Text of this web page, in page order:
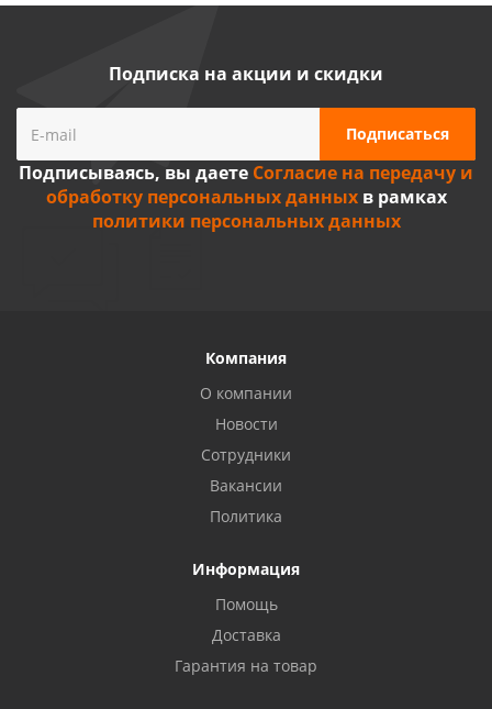
Подписка на акции и скидки
Подписываясь, вы даете Согласие на передачу и
обработку персональных данныхв рамках
политики персональных данных
Компания
О компании
Новости
Сотрудники
Вакансии
Политика
Информация
Помощь
Доставка
Гарантия на товар